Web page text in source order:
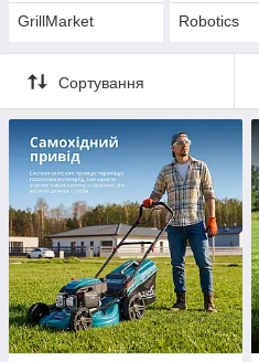
GrillMarket Robotics
Сортування